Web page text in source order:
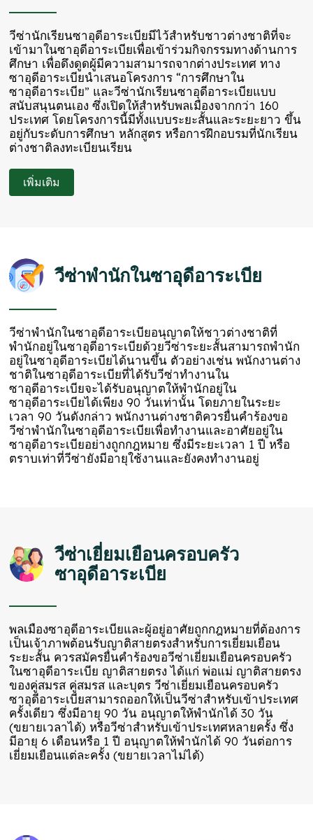
วีซ่านักเรียนซาอุดีอาระเบียมีไว้สำหรับชาวต่างชาติที่จะ
เข้ามาในซาอุดีอาระเบียเพื่อเข้าร่วมกิจกรรมทางด้านการ
ศึกษา เพื่อดึงดูดผู้มีความสามารถจากต่างประเทศ ทาง
ซาอุดีอาระเบียนำเสนอโครงการ “การศึกษาใน
ซาอุดีอาระเบีย” และวีซ่านักเรียนซาอุดีอาระเบียแบบ
สนับสนุนตนเอง ซึ่งเปิดให้สำหรับพลเมืองจากกว่า 160
ประเทศ โดยโครงการนี้มีทั้งแบบระยะสั้นและระยะยาว ขึ้น
อยู่กับระดับการศึกษา หลักสูตร หรือการฝึกอบรมที่นักเรียน
ต่างชาติลงทะเบียนเรียน
เพิ่มเติม
วีซ่าพำนักในซาอุดีอาระเบีย
วีซ่าพำนักในซาอุดีอาระเบียอนุญาตให้ชาวต่างชาติที่
พำนักอยู่ในซาอุดีอาระเบียด้วยวีซ่าระยะสั้นสามารถพำนัก
อยู่ในซาอุดีอาระเบียได้นานขึ้น ตัวอย่างเช่น พนักงานต่าง
ชาติในซาอุดีอาระเบียที่ได้รับวีซ่าทำงานใน
ซาอุดีอาระเบียจะได้รับอนุญาตให้พำนักอยู่ใน
ซาอุดีอาระเบียได้เพียง 90 วันเท่านั้น โดยภายในระยะ
เวลา 90 วันดังกล่าว พนักงานต่างชาติควรยื่นคำร้องขอ
วีซ่าพำนักในซาอุดีอาระเบียเพื่อทำงานและอาศัยอยู่ใน
ซาอุดีอาระเบียอย่างถูกกฎหมาย ซึ่งมีระยะเวลา 1 ปี หรือ
ตราบเท่าที่วีซ่ายังมีอายุใช้งานและยังคงทำงานอยู่
วีซ่าเยี่ยมเยือนครอบครัว
ซาอุดีอาระเบีย
พลเมืองซาอุดีอาระเบียและผู้อยู่อาศัยถูกกฎหมายที่ต้องการ
เป็นเจ้าภาพต้อนรับญาติสายตรงสำหรับการเยี่ยมเยือน
ระยะสั้น ควรสมัครยื่นคำร้องขอวีซ่าเยี่ยมเยือนครอบครัว
ในซาอุดีอาระเบีย ญาติสายตรง ได้แก่ พ่อแม่ ญาติสายตรง
ของคู่สมรส คู่สมรส และบุตร วีซ่าเยี่ยมเยือนครอบครัว
ซาอุดีอาระเบียสามารถออกให้เป็นวีซ่าสำหรับเข้าประเทศ
ครั้งเดียว ซึ่งมีอายุ 90 วัน อนุญาตให้พำนักได้ 30 วัน
(ขยายเวลาได้) หรือวีซ่าสำหรับเข้าประเทศหลายครั้ง ซึ่ง
มีอายุ 6 เดือนหรือ 1 ปี อนุญาตให้พำนักได้ 90 วันต่อการ
เยี่ยมเยือนแต่ละครั้ง (ขยายเวลาไม่ได้)